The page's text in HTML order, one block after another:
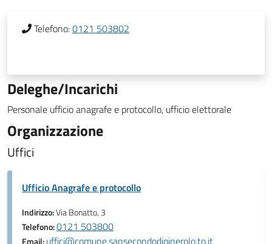
Telefono:0121 503802
Deleghe/Incarichi
Personale ufficio anagrafe e protocollo, ufficio elettorale
Organizzazione
Uffici
Ufficio Anagrafe e protocollo
Indirizzo:Via Bonatto, 3
Telefono:0121 503800
uffici@comune.sansecondodipinerolo.to.it